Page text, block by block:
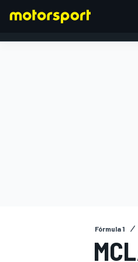
Fórmula 1